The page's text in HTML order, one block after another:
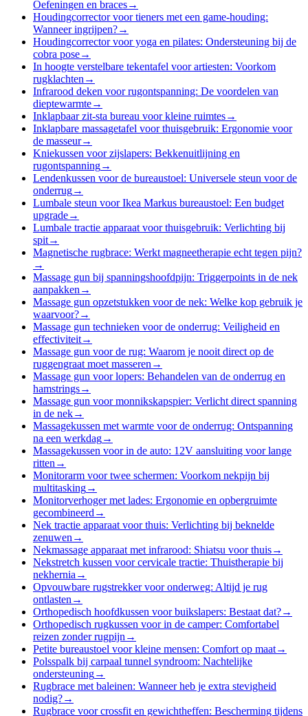
Oefeningen en braces→
Houdingcorrector voor tieners met een game-houding:
Wanneer ingrijpen?→
Houdingcorrector voor yoga en pilates: Ondersteuning bij de
cobra pose→
In hoogte verstelbare tekentafel voor artiesten: Voorkom
rugklachten →
Infrarood deken voor rugontspanning: De voordelen van
dieptewarmte→
Inklapbaar zit-sta bureau voor kleine ruimtes→
Inklapbare massagetafel voor thuisgebruik: Ergonomie voor
de masseur→
Kniekussen voor zijslapers: Bekkenuitlijning en
rugontspanning→
Lendenkussen voor de bureaustoel: Universele steun voor de
onderrug→
Lumbale steun voor Ikea Markus bureaustoel: Een budget
upgrade→
Lumbale tractie apparaat voor thuisgebruik: Verlichting bij
spit→
Magnetische rugbrace: Werkt magneetherapie echt tegen pijn?
→
Massage gun bij spanningshoofdpijn: Triggerpoints in de nek
aanpakken →
Massage gun opzetstukken voor de nek: Welke kop gebruik je
waarvoor?→
Massage gun technieken voor de onderrug: Veiligheid en
effectiviteit→
Massage gun voor de rug: Waarom je nooit direct op de
ruggengraat moet masseren →
Massage gun voor lopers: Behandelen van de onderrug en
hamstrings→
Massage gun voor monnikskapspier: Verlicht direct spanning
in de nek→
Massagekussen met warmte voor de onderrug: Ontspanning
na een werkdag→
Massagekussen voor in de auto: 12V aansluiting voor lange
ritten →
Monitorarm voor twee schermen: Voorkom nekpijn bij
multitasking→
Monitorverhoger met lades: Ergonomie en opbergruimte
gecombineerd →
Nek tractie apparaat voor thuis: Verlichting bij beknelde
zenuwen →
Nekmassage apparaat met infrarood: Shiatsu voor thuis→
Nekstretch kussen voor cervicale tractie: Thuistherapie bij
nekhernia →
Opvouwbare rugstrekker voor onderweg: Altijd je rug
ontlasten →
Orthopedisch hoofdkussen voor buikslapers: Bestaat dat?→
Orthopedisch rugkussen voor in de camper: Comfortabel
reizen zonder rugpijn →
Petite bureaustoel voor kleine mensen: Comfort op maat→
Polsspalk bij carpaal tunnel syndroom: Nachtelijke
ondersteuning→
Rugbrace met baleinen: Wanneer heb je extra stevigheid
nodig?→
Rugbrace voor crossfit en gewichtheffen: Bescherming tijdens